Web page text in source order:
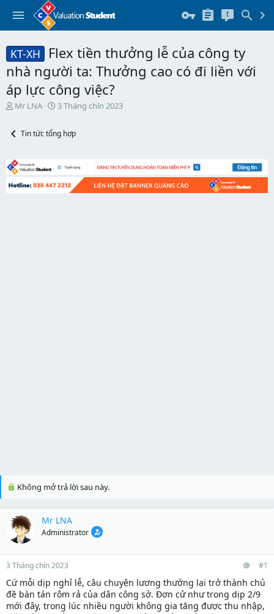
KT-XH
Flex tiền thưởng lễ của công ty
nhà người ta: Thưởng cao có đi liền với
áp lực công việc?
T
e
d
s
t
Mr LNA
N
y
t
đ
3 Tháng chín 2023
Tin tức tổng hợp
Không mở trả lời sau này.
Mr LNA
Administrator
3 Tháng chín 2023 #1
Cứ mỗi dịp nghỉ lễ, câu chuyện lương thưởng lại trở thành chủ
đề bàn tán rôm rả của dân công sở. Đơn cử như trong dịp 2/9
mới đây, trong lúc nhiều người không gia tăng được thu nhập,